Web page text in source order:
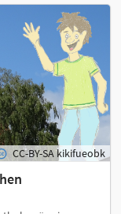
CC-BY-SA kikifueobk